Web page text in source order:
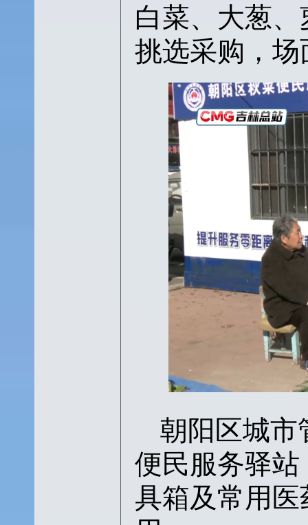
白菜、大葱
挑选采购，
朝阳区城市
便民服务驿
具箱及常用